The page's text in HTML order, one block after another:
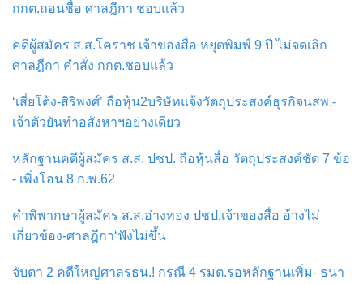
กกต.ถอนชื่อ ศาลฎีกา ชอบแล้ว
คดีผู้สมัคร ส.ส.โคราช เจ้าของสื่อ หยุดพิมพ์ 9 ปี ไม่จดเลิก
ศาลฎีกา คำสั่ง กกต.ชอบแล้ว
‘เสี่ยโต้ง-สิริพงศ์’ ถือหุ้น2บริษัทแจ้งวัตถุประสงค์ธุรกิจนสพ.-
เจ้าตัวยันทำอสังหาฯอย่างเดียว
หลักฐานคดีผู้สมัคร ส.ส. ปชป. ถือหุ้นสื่อ วัตถุประสงค์ชัด 7 ข้อ
- เพิ่งโอน 8 ก.พ.62
คำพิพากษาผู้สมัคร ส.ส.อ่างทอง ปชป.เจ้าของสื่อ อ้างไม่
เกี่ยวข้อง-ศาลฎีกา‘ฟังไม่ขึ้น
จับตา 2 คดีใหญ่ศาลรธน.! กรณี 4 รมต.รอหลักฐานเพิ่ม- ธนา